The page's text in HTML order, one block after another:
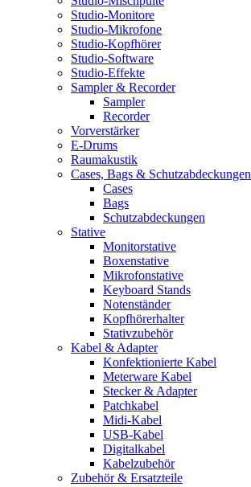
Studio-Monitore
Studio-Mikrofone
Studio-Kopfhörer
Studio-Software
Studio-Effekte
Sampler & Recorder
Sampler
Recorder
Vorverstärker
E-Drums
Raumakustik
Cases, Bags & Schutzabdeckungen
Cases
Bags
Schutzabdeckungen
Stative
Monitorstative
Boxenstative
Mikrofonstative
Keyboard Stands
Notenständer
Kopfhörerhalter
Stativzubehör
Kabel & Adapter
Konfektionierte Kabel
Meterware Kabel
Stecker & Adapter
Patchkabel
Midi-Kabel
USB-Kabel
Digitalkabel
Kabelzubehör
Zubehör & Ersatzteile